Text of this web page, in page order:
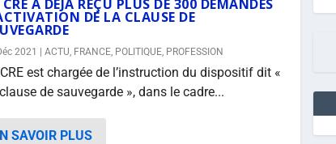
A DÉJÀ REÇU PLUS DE 300 DEMANDES
DE LA CLAUSE DE
2021 ACTU, FRANCE, POLITIQUE, PROFESSION
est chargée de l’instruction du dispositif dit «
de sauvegarde », dans le cadre...
SAVOIR PLUS